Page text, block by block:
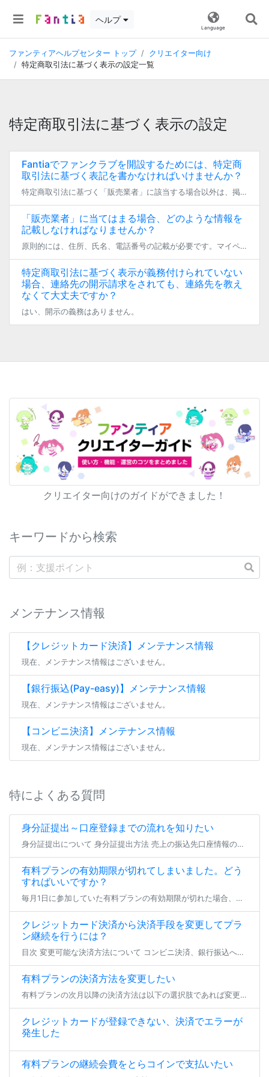
ヘルプ
Language
ファンティアヘルプセンター トップ
クリエイター向け
特定商取引法に基づく表示の設定一覧
特定商取引法に基づく表示の設定
Fantiaでファンクラブを開設するためには、特定商
取引法に基づく表記を書かなければいけませんか？
特定商取引法に基づく「販売業者」に該当する場合以外は、掲載する必要はありません。特定商取引法において、「販売業者または役務提供事業者」とは、販売または役務の提供を業として営む者の意味であり、「業として営む」とは、営利の意 […]
「販売業者」に当てはまる場合、どのような情報を
記載しなければなりませんか？
原則的には、住所、氏名、電話番号の記載が必要です。マイページ「特定商取引法に基づく表記の編集」に記入をお願いいたします。 ただし、開示請求があった際に「遅滞なく開示できる場合に限り、その旨を掲載の上、掲載を省略することが […]
特定商取引法に基づく表示が義務付けられていない
場合、連絡先の開示請求をされても、連絡先を教え
なくて大丈夫ですか？
はい、開示の義務はありません。
クリエイター向けのガイドができました！
キーワードから検索
メンテナンス情報
【クレジットカード決済】メンテナンス情報
現在、メンテナンス情報はございません。
【銀行振込(Pay-easy)】メンテナンス情報
現在、メンテナンス情報はございません。
【コンビニ決済】メンテナンス情報
現在、メンテナンス情報はございません。
特によくある質問
身分証提出～口座登録までの流れを知りたい
身分証提出について 身分証提出方法 売上の振込先口座情報の登録（または編集） よくあるご質問 身分証提出について ファンティアにてファンクラブを開設する場合、 全年齢・成人向けを問わず全てのファンクラブにて身分証の提出が […]
有料プランの有効期限が切れてしまいました。どう
すればいいですか？
毎月1日に参加していた有料プランの有効期限が切れた場合、登録状態は支払い猶予期間へと移行します。 23日23:59までの間、参加中のファンクラブは無料プランへの仮移行状態となり、有効期限を更新せず24日となった場合にその […]
クレジットカード決済から決済手段を変更してプラ
ン継続を行うには？
目次 変更可能な決済方法について コンビニ決済、銀行振込への変更 とらコインへの変更 変更可能な決済方法について クレジットカード決済以外で現在加入中の有料プラン継続を行いたい場合、 登録済みのクレジットカードを削除いた […]
有料プランの決済方法を変更したい
有料プランの次月以降の決済方法は以下の選択肢であれば変更が可能です。 各手順でお支払い方法のご変更をいただき、期日までにお支払いいただければ、プランの継続加入が可能となります。 ※現在加入いただいているプランから退会する […]
クレジットカードが登録できない、決済でエラーが
発生した
有料プランの継続会費をとらコインで支払いたい